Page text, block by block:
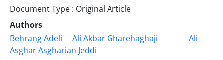
Document Type : Original Article
Authors
Behrang Adeli
Ali Akbar Gharehaghaji
Ali
Asghar Asgharian Jeddi